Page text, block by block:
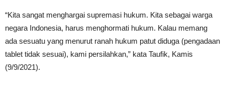
“Kita sangat menghargai supremasi hukum. Kita sebagai warga
negara Indonesia, harus menghormati hukum. Kalau memang
ada sesuatu yang menurut ranah hukum patut diduga (pengadaan
tablet tidak sesuai), kami persilahkan,” kata Taufik, Kamis
(9/9/2021).